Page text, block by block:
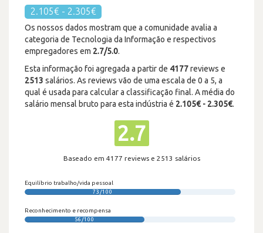
2.105€ - 2.305€
Os nossos dados mostram que a comunidade avalia a
categoria de Tecnologia da Informação e respectivos
empregadores em 2.7/5.0.
Esta informação foi agregada a partir de 4177reviews e
2513 salários. As reviews vão de uma escala de 0 a 5, a
qual é usada para calcular a classificação final. A média do
salário mensal bruto para esta indústria é 2.105€ - 2.305€.
2.7
Baseado em 4177 reviews e 2513 salários
Equilíbrio trabalho/vida pessoal
73/100
Reconhecimento e recompensa
56/100